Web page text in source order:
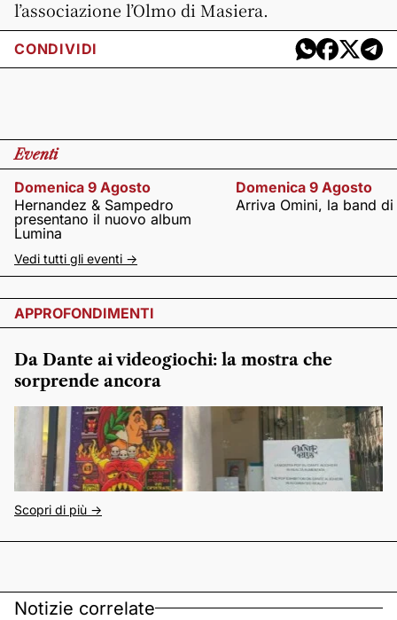
l’associazione l’Olmo di Masiera.
CONDIVIDI
Eventi
Domenica 9 Agosto
Hernandez & Sampedro
presentano il nuovo album
Lumina
Domenica 9 Agosto
Arriva Omini, la band
Vedi tutti gli eventi ->
APPROFONDIMENTI
Da Dante ai videogiochi: la mostra che
sorprende ancora
Scopri di più ->
Notizie correlate